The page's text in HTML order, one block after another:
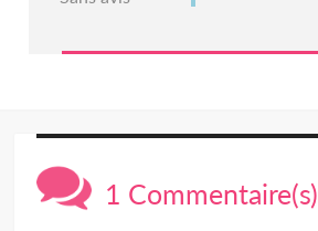
1 Commentaire(s)